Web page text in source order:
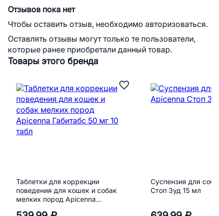
Товары этого бренда
Таблетки для коррекции
поведения для кошек и собак
мелких пород Apicenna
Суспензия для
Стоп Зуд 15 мл
Отзывов пока нет
Чтобы оставить отзыв, необходимо авторизоваться.
Оставлять отзывы могут только те пользователи,
которые ранее приобретали данный товар.